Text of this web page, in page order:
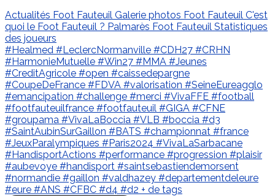
Actualités Foot Fauteuil Galerie photos Foot Fauteuil C'est
quoi le Foot Fauteuil ? Palmarès Foot Fauteuil Statistiques
des joueurs
#Healmed #LeclercNormanville #CDH27 #CRHN
#HarmonieMutuelle #Win27 #MMA #Jeunes
#CreditAgricole #open #caissedepargne
#CoupeDeFrance #FDVA #valorisation #SeineEureagglo
#emancipation #challenge #merci #VivaFFE #football
#footfauteuilfrance #footfauteuil #GIGA #CFNE
#groupama #VivaLaBoccia #VLB #boccia #d3
#SaintAubinSurGaillon #BATS #championnat #france
#JeuxParalympiques #Paris2024 #VivaLaSarbacane
#HandisportActions #performance #progression #plaisir
#aubevoye #handisport #saintsebastiendemorsent
#normandie #gaillon #valdhazey #departementdeleure
#eure #ANS #CFBC #d4 #d2 + de tags